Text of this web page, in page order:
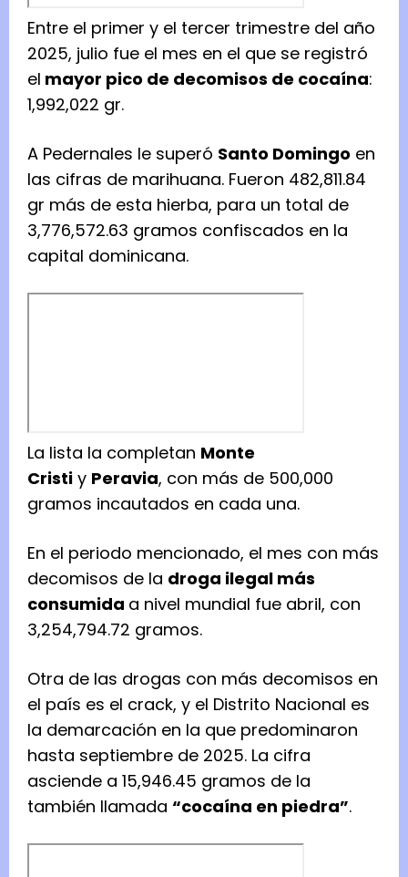
Entre el primer y el tercer trimestre del año
2025, julio fue el mes en el que se registró
el mayor pico de decomisos de cocaína:
1,992,022 gr.
A Pedernales le superó Santo Domingo en
las cifras de marihuana. Fueron 482,811.84
gr más de esta hierba, para un total de
3,776,572.63 gramos confiscados en la
capital dominicana.
La lista la completan Monte
Cristi y Peravia, con más de 500,000
gramos incautados en cada una.
En el periodo mencionado, el mes con más
decomisos de la droga ilegal más
consumida a nivel mundial fue abril, con
3,254,794.72 gramos.
Otra de las drogas con más decomisos en
el país es el crack, y el Distrito Nacional es
la demarcación en la que predominaron
hasta septiembre de 2025. La cifra
asciende a 15,946.45 gramos de la
también llamada “cocaína en piedra”.